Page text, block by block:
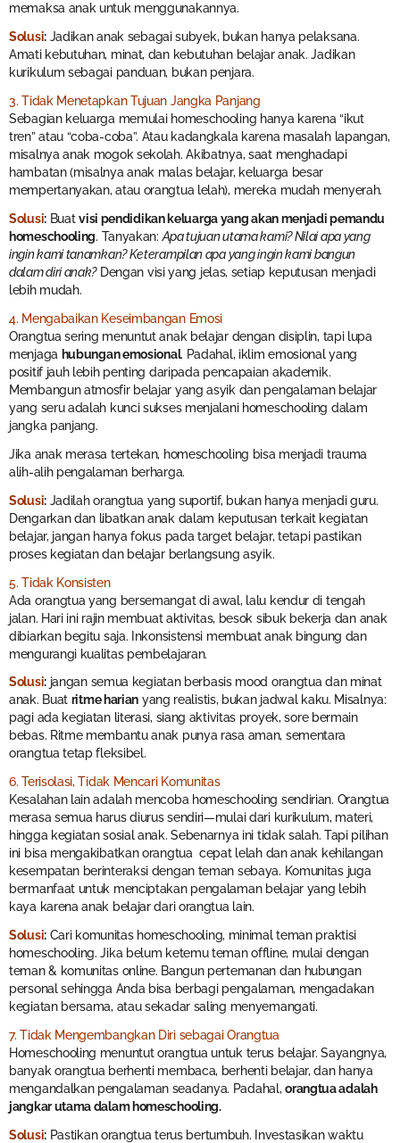
memaksa anak untuk menggunakannya.
Solusi:Jadikan anak sebagai subyek, bukan hanya pelaksana.
Amati kebutuhan, minat, dan kebutuhan belajar anak. Jadikan
kurikulum sebagai panduan, bukan penjara.
3. Tidak Menetapkan Tujuan Jangka Panjang
Sebagian keluarga memulai homeschooling hanya karena “ikut
tren” atau “coba-coba”. Atau kadangkala karena masalah lapangan,
misalnya anak mogok sekolah. Akibatnya, saat menghadapi
hambatan (misalnya anak malas belajar, keluarga besar
mempertanyakan, atau orangtua lelah), mereka mudah menyerah.
Solusi:Buatvisi pendidikan keluarga yang akan menjadi pemandu
homeschooling. Tanyakan:Apa tujuan utama kami? Nilai apa yang
ingin kami tanamkan? Keterampilan apa yang ingin kami bangun
dalam diri anak?Dengan visi yang jelas, setiap keputusan menjadi
lebih mudah.
4. Mengabaikan Keseimbangan Emosi
Orangtua sering menuntut anak belajar dengan disiplin, tapi lupa
menjaga hubungan emosional. Padahal, iklim emosional yang
positif jauh lebih penting daripada pencapaian akademik.
Membangun atmosfir belajar yang asyik dan pengalaman belajar
yang seru adalah kunci sukses menjalani homeschooling dalam
jangka panjang.
Jika anak merasa tertekan, homeschooling bisa menjadi trauma
alih-alih pengalaman berharga.
Solusi:Jadilah orangtua yang suportif, bukan hanya menjadi guru.
Dengarkan dan libatkan anak dalam keputusan terkait kegiatan
belajar, jangan hanya fokus pada target belajar, tetapi pastikan
proses kegiatan dan belajar berlangsung asyik.
5. Tidak Konsisten
Ada orangtua yang bersemangat di awal, lalu kendur di tengah
jalan. Hari ini rajin membuat aktivitas, besok sibuk bekerja dan anak
dibiarkan begitu saja. Inkonsistensi membuat anak bingung dan
mengurangi kualitas pembelajaran.
Solusi:jangan semua kegiatan berbasis mood orangtua dan minat
anak. Buat ritme harian yang realistis, bukan jadwal kaku. Misalnya:
pagi ada kegiatan literasi, siang aktivitas proyek, sore bermain
bebas. Ritme membantu anak punya rasa aman, sementara
orangtua tetap fleksibel.
6. Terisolasi, Tidak Mencari Komunitas
Kesalahan lain adalah mencoba homeschooling sendirian. Orangtua
merasa semua harus diurus sendiri—mulai dari kurikulum, materi,
hingga kegiatan sosial anak. Sebenarnya ini tidak salah. Tapi pilihan
ini bisa mengakibatkan orangtua cepat lelah dan anak kehilangan
kesempatan berinteraksi dengan teman sebaya. Komunitas juga
bermanfaat untuk menciptakan pengalaman belajar yang lebih
kaya karena anak belajar dari orangtua lain.
Solusi:Cari komunitas homeschooling, minimal teman praktisi
homeschooling. Jika belum ketemu teman offline, mulai dengan
teman & komunitas online. Bangun pertemanan dan hubungan
personal sehingga Anda bisa berbagi pengalaman, mengadakan
kegiatan bersama, atau sekadar saling menyemangati.
7. Tidak Mengembangkan Diri sebagai Orangtua
Homeschooling menuntut orangtua untuk terus belajar. Sayangnya,
banyak orangtua berhenti membaca, berhenti belajar, dan hanya
mengandalkan pengalaman seadanya. Padahal,orangtua adalah
jangkar utama dalam homeschooling.
Solusi:Pastikan orangtua terus bertumbuh. Investasikan waktu